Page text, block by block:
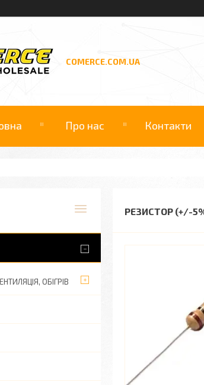
COMERCE.COM.UA
Про нас Контакти
РЕЗИСТОР (+/-
ОБІГРІВ